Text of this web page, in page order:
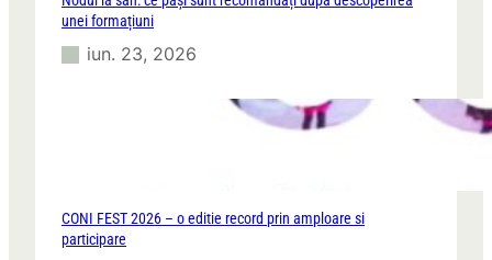
unei formațiuni
iun. 23, 2026
CONI FEST 2026 – o editie record prin amploare si
participare